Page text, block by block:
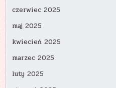
czerwiec 2025
maj 2025
kwiecień 2025
marzec 2025
luty 2025